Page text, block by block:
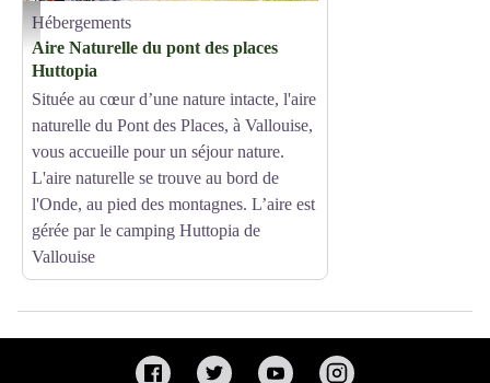
aire naturelle
Hébergements
Aire Naturelle du pont des places
Huttopia
Située au cœur d’une nature intacte, l'aire
naturelle du Pont des Places, à Vallouise,
vous accueille pour un séjour nature.
L'aire naturelle se trouve au bord de
l'Onde, au pied des montagnes. L’aire est
gérée par le camping Huttopia de
Vallouise